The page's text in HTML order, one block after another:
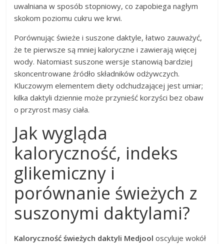
uwalniana w sposób stopniowy, co zapobiega nagłym
skokom poziomu cukru we krwi.
Porównując świeże i suszone daktyle, łatwo zauważyć,
że te pierwsze są mniej kaloryczne i zawierają więcej
wody. Natomiast suszone wersje stanowią bardziej
skoncentrowane źródło składników odżywczych.
Kluczowym elementem diety odchudzającej jest umiar;
kilka daktyli dziennie może przynieść korzyści bez obaw
o przyrost masy ciała.
Jak wygląda
kaloryczność, indeks
glikemiczny i
porównanie świeżych z
suszonymi daktylami?
Kaloryczność świeżych daktyli Medjool oscyluje wokół